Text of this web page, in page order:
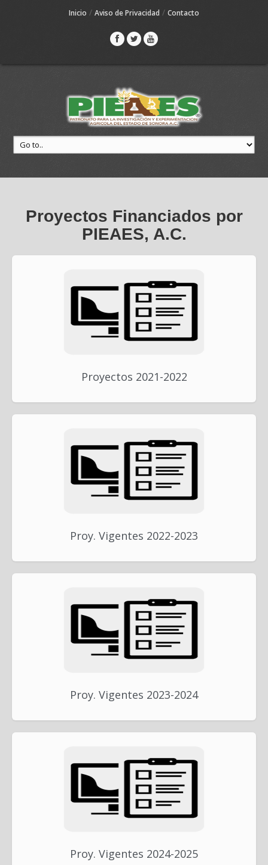
Inicio / Aviso de Privacidad / Contacto
Proyectos Financiados por
PIEAES, A.C.
Proyectos 2021-2022
Proy. Vigentes 2022-2023
Proy. Vigentes 2023-2024
Proy. Vigentes 2024-2025